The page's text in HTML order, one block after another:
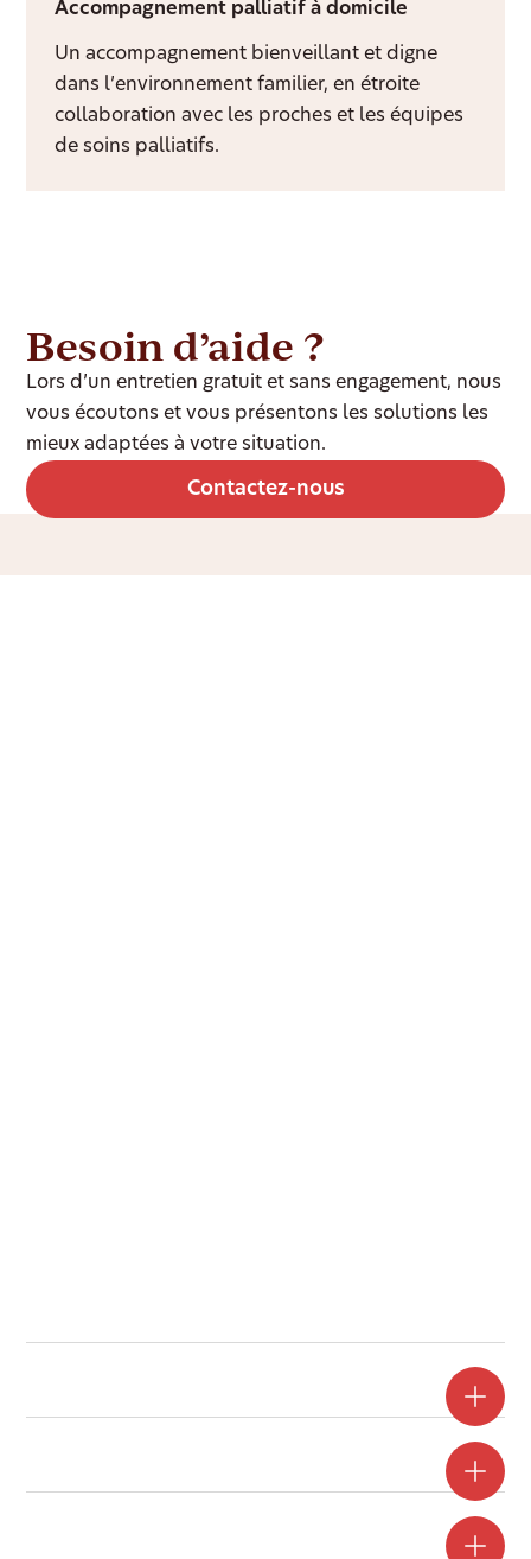
Accompagnement palliatif à domicile
Un accompagnement bienveillant et digne
dans l’environnement familier, en étroite
collaboration avec les proches et les équipes
de soins palliatifs.
Besoin d’aide ?
Lors d’un entretien gratuit et sans engagement, nous
vous écoutons et vous présentons les solutions les
mieux adaptées à votre situation.
Contactez-nous